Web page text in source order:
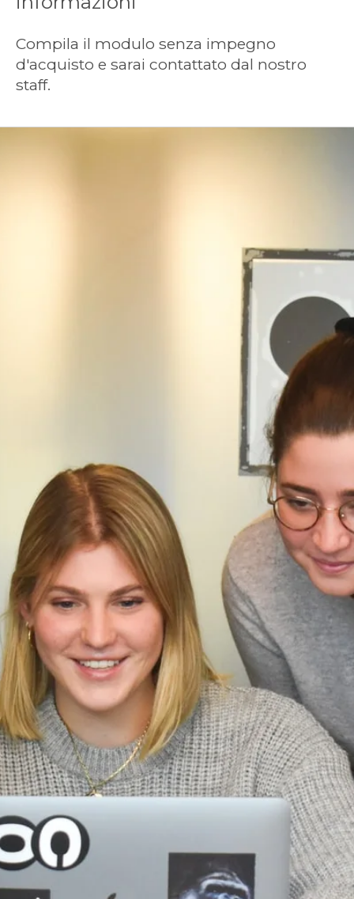
Compila il modulo senza impegno
d'acquisto e sarai contattato dal nostro
staff.